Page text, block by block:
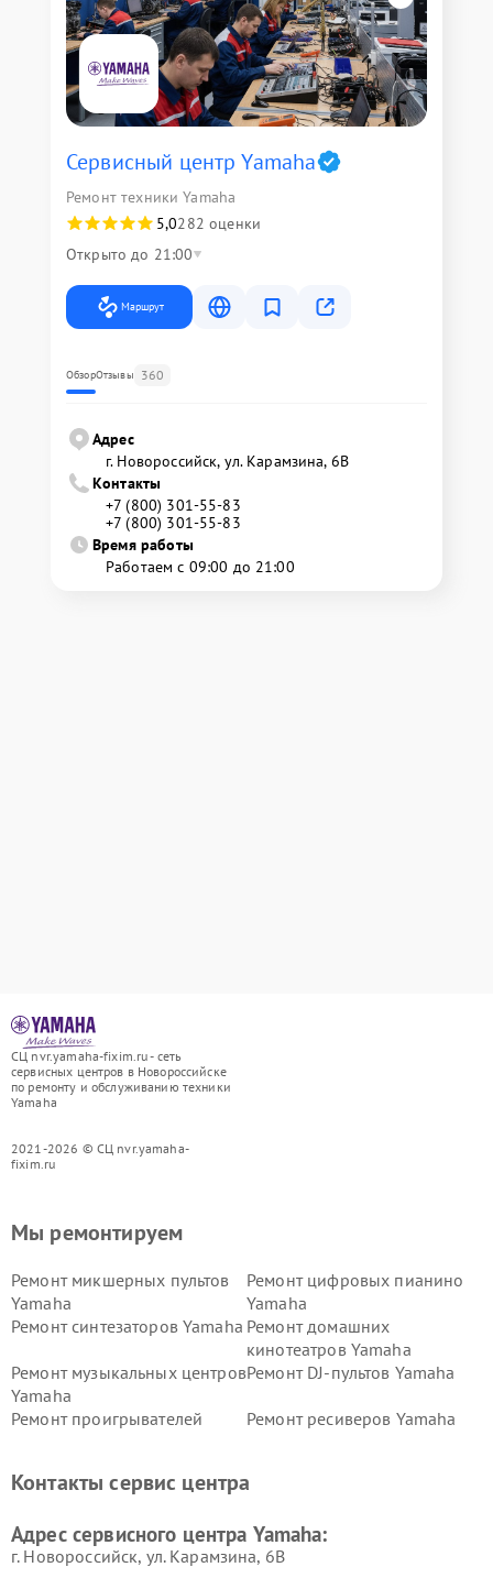
Сервисный центр Yamaha
Ремонт техники Yamaha
5,0282 оценки
Открыто до 21:00
Маршрут
ОбзорОтзывы 360
Адрес
г. Новороссийск, ул. Карамзина, 6В
Контакты
+7 (800) 301-55-83
+7 (800) 301-55-83
Время работы
Работаем с 09:00 до 21:00
СЦ nvr.yamaha-fixim.ru - сеть
сервисных центров в Новороссийске
по ремонту и обслуживанию техники
Yamaha
2021-2026 © СЦ nvr.yamaha-
fixim.ru
Мы ремонтируем
Ремонт микшерных пультов
Yamaha
Ремонт цифровых пианино
Yamaha
Ремонт синтезаторов Yamaha Ремонт домашних
кинотеатров Yamaha
Ремонт музыкальных центров
Yamaha
Ремонт DJ-пультов Yamaha
Ремонт проигрывателей
Ремонт ресиверов Yamaha
Yamaha
Yamaha
Контакты сервис центра
Адрес сервисного центра Yamaha:
г. Новороссийск, ул. Карамзина, 6В